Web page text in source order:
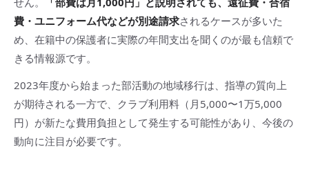
費・ユニフォーム代などが別途請求されるケースが多いた
め、在籍中の保護者に実際の年間支出を聞くのが最も信頼で
きる情報源です。
2023年度から始まった部活動の地域移行は、指導の質向上
が期待される一方で、クラブ利用料（月5,000〜1万5,000
円）が新たな費用負担として発生する可能性があり、今後の
動向に注目が必要です。